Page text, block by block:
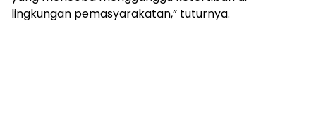
lingkungan pemasyarakatan,” tuturnya.